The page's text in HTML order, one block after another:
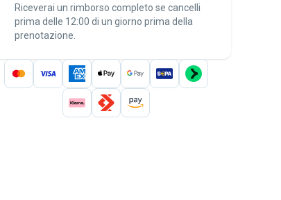
pagamento - per attivare laGaranzia
Pawshake.
Riceverai un rimborso completo se cancelli
prima delle 12:00 di un giorno prima della
prenotazione.